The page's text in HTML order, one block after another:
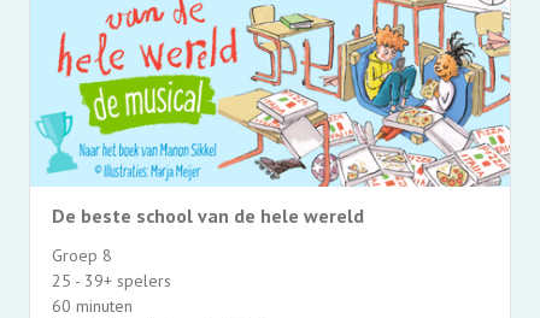
De beste school van de hele wereld
Groep 8
25 - 39+ spelers
60 minuten